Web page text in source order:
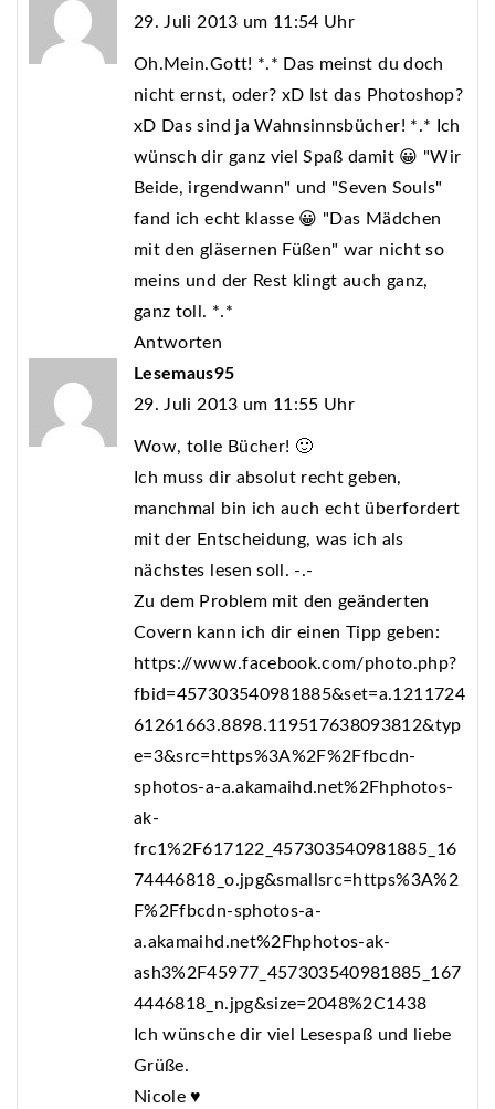
29. Juli 2013 um 11:54 Uhr
Oh.Mein.Gott! *.* Das meinst du doch
nicht ernst, oder? xD Ist das Photoshop?
xD Das sind ja Wahnsinnsbücher! *.* Ich
wünsch dir ganz viel Spaß damit 😀 "Wir
Beide, irgendwann" und "Seven Souls"
fand ich echt klasse 😀 "Das Mädchen
mit den gläsernen Füßen" war nicht so
meins und der Rest klingt auch ganz,
ganz toll. *.*
Antworten
Lesemaus95
29. Juli 2013 um 11:55 Uhr
Wow, tolle Bücher! 🙂
Ich muss dir absolut recht geben,
manchmal bin ich auch echt überfordert
mit der Entscheidung, was ich als
nächstes lesen soll. -.-
Zu dem Problem mit den geänderten
Covern kann ich dir einen Tipp geben:
https://www.facebook.com/photo.php?
fbid=457303540981885&set=a.1211724
61261663.8898.119517638093812&typ
e=3&src=https%3A%2F%2Ffbcdn-
sphotos-a-a.akamaihd.net%2Fhphotos-
ak-
frc1%2F617122_457303540981885_16
74446818_o.jpg&smallsrc=https%3A%2
F%2Ffbcdn-sphotos-a-
a.akamaihd.net%2Fhphotos-ak-
ash3%2F45977_457303540981885_167
4446818_n.jpg&size=2048%2C1438
Ich wünsche dir viel Lesespaß und liebe
Grüße.
Nicole ♥